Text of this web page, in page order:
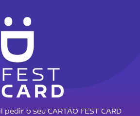
o seu CARTÃO FEST CARD